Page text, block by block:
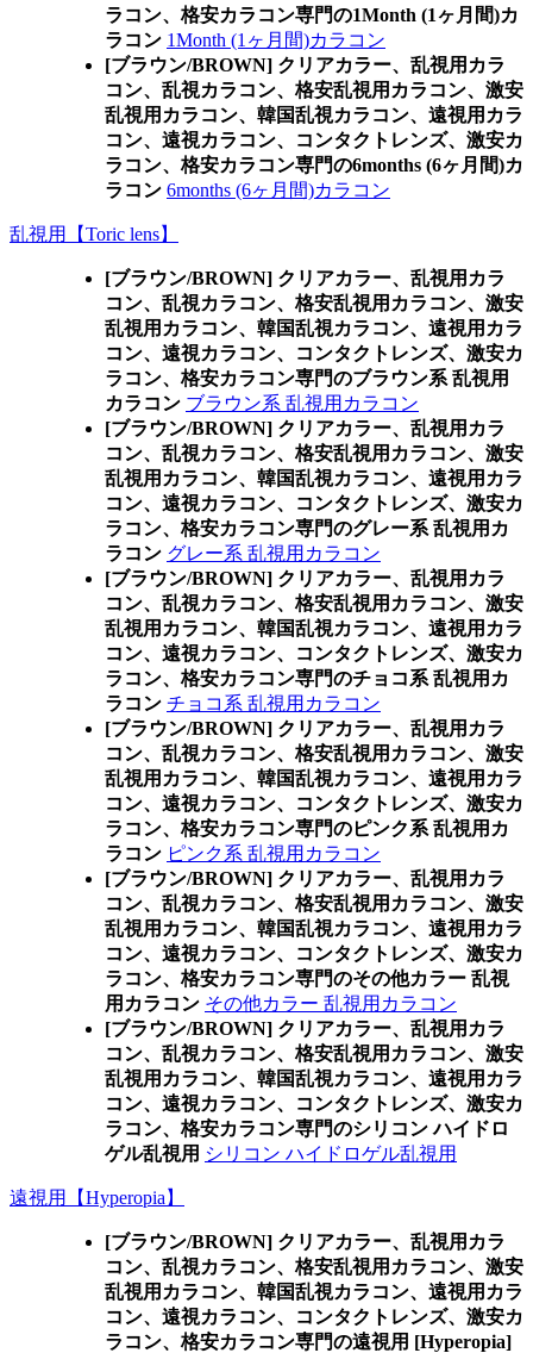
ラコン、格安カラコン専門の1Month (1ヶ月間)カ
ラコン 1Month (1ヶ月間)カラコン
[ブラウン/BROWN] クリアカラー、乱視用カラ
コン、乱視カラコン、格安乱視用カラコン、激安
乱視用カラコン、韓国乱視カラコン、遠視用カラ
コン、遠視カラコン、コンタクトレンズ、激安カ
ラコン、格安カラコン専門の6months (6ヶ月間)カ
ラコン 6months (6ヶ月間)カラコン
乱視用【Toric lens】
[ブラウン/BROWN] クリアカラー、乱視用カラ
コン、乱視カラコン、格安乱視用カラコン、激安
乱視用カラコン、韓国乱視カラコン、遠視用カラ
コン、遠視カラコン、コンタクトレンズ、激安カ
ラコン、格安カラコン専門のブラウン系 乱視用
カラコン ブラウン系 乱視用カラコン
[ブラウン/BROWN] クリアカラー、乱視用カラ
コン、乱視カラコン、格安乱視用カラコン、激安
乱視用カラコン、韓国乱視カラコン、遠視用カラ
コン、遠視カラコン、コンタクトレンズ、激安カ
ラコン、格安カラコン専門のグレー系 乱視用カ
ラコン グレー系 乱視用カラコン
[ブラウン/BROWN] クリアカラー、乱視用カラ
コン、乱視カラコン、格安乱視用カラコン、激安
乱視用カラコン、韓国乱視カラコン、遠視用カラ
コン、遠視カラコン、コンタクトレンズ、激安カ
ラコン、格安カラコン専門のチョコ系 乱視用カ
ラコン チョコ系 乱視用カラコン
[ブラウン/BROWN] クリアカラー、乱視用カラ
コン、乱視カラコン、格安乱視用カラコン、激安
乱視用カラコン、韓国乱視カラコン、遠視用カラ
コン、遠視カラコン、コンタクトレンズ、激安カ
ラコン、格安カラコン専門のピンク系 乱視用カ
ラコン ピンク系 乱視用カラコン
[ブラウン/BROWN] クリアカラー、乱視用カラ
コン、乱視カラコン、格安乱視用カラコン、激安
乱視用カラコン、韓国乱視カラコン、遠視用カラ
コン、遠視カラコン、コンタクトレンズ、激安カ
ラコン、格安カラコン専門のその他カラー 乱視
用カラコン その他カラー 乱視用カラコン
[ブラウン/BROWN] クリアカラー、乱視用カラ
コン、乱視カラコン、格安乱視用カラコン、激安
乱視用カラコン、韓国乱視カラコン、遠視用カラ
コン、遠視カラコン、コンタクトレンズ、激安カ
ラコン、格安カラコン専門のシリコン ハイドロ
ゲル乱視用 シリコン ハイドロゲル乱視用
遠視用【Hyperopia】
[ブラウン/BROWN] クリアカラー、乱視用カラ
コン、乱視カラコン、格安乱視用カラコン、激安
乱視用カラコン、韓国乱視カラコン、遠視用カラ
コン、遠視カラコン、コンタクトレンズ、激安カ
ラコン、格安カラコン専門の遠視用 [Hyperopia]